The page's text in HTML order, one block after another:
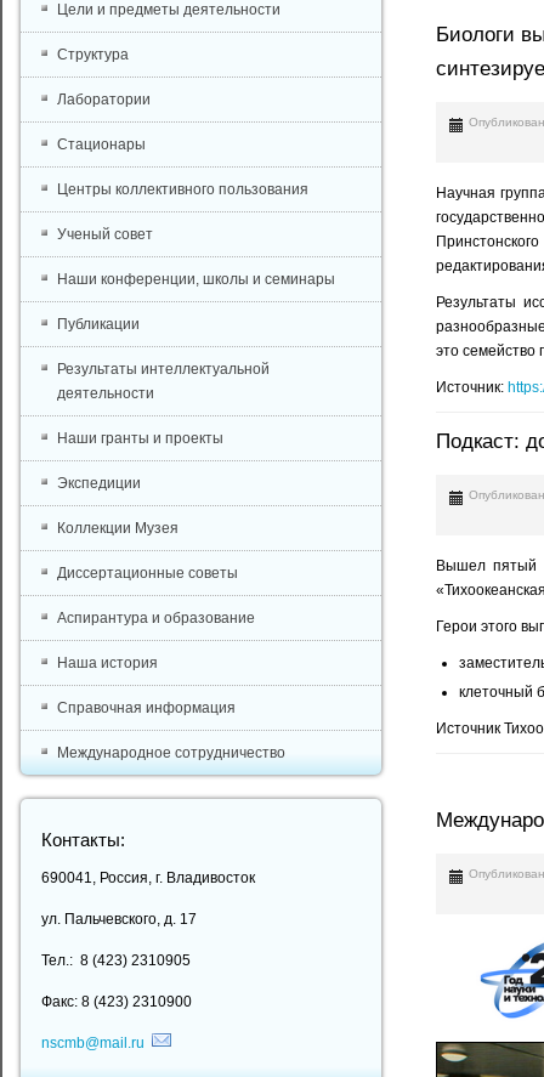
Биологи
Научная
Результаты
это семейство
Источник:
Подкаст:
Вышел пятый
Герои этого
клеточный
Источник
Цели и предметы деятельности
Структура
Лаборатории
Стационары
Центры коллективного пользования
Ученый совет
Наши конференции, школы и семинары
Публикации
Результаты интеллектуальной
деятельности
Наши гранты и проекты
Экспедиции
Коллекции Музея
Диссертационные советы
Аспирантура и образование
Наша история
Справочная информация
Международное сотрудничество
Контакты:
690041, Россия, г. Владивосток
ул. Пальчевского, д. 17
Тел.: 8 (423) 2310905
Факс: 8 (423) 2310900
nscmb@mail.ru